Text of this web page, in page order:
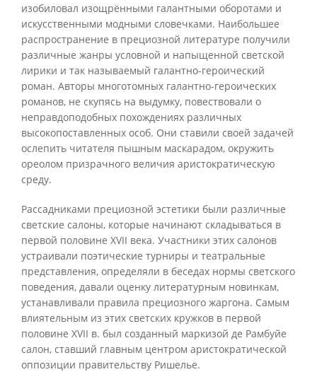
изобиловал изощрёнными галантными оборотами и
искусственными модными словечками. Наибольшее
распространение в прециозной литературе получили
различные жанры условной и напыщенной светской
лирики и так называемый галантно-героический
роман. Авторы многотомных галантно-героических
романов, не скупясь на выдумку, повествовали о
неправдоподобных похождениях различных
высокопоставленных особ. Они ставили своей задачей
ослепить читателя пышным маскарадом, окружить
ореолом призрачного величия аристократическую
среду.
Рассадниками прециозной эстетики были различные
светские салоны, которые начинают складываться в
первой половине XVII века. Участники этих салонов
устраивали поэтические турниры и театральные
представления, определяли в беседах нормы светского
поведения, давали оценку литературным новинкам,
устанавливали правила прециозного жаргона. Самым
влиятельным из этих светских кружков в первой
половине XVII в. был созданный маркизой де Рамбуйе
салон, ставший главным центром аристократической
оппозиции правительству Ришелье.